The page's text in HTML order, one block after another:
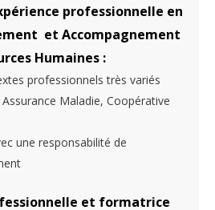
professionnelle en
et Accompagnement
Humaines :
professionnels très variés
Maladie, Coopérative
une responsabilité de
et formatrice